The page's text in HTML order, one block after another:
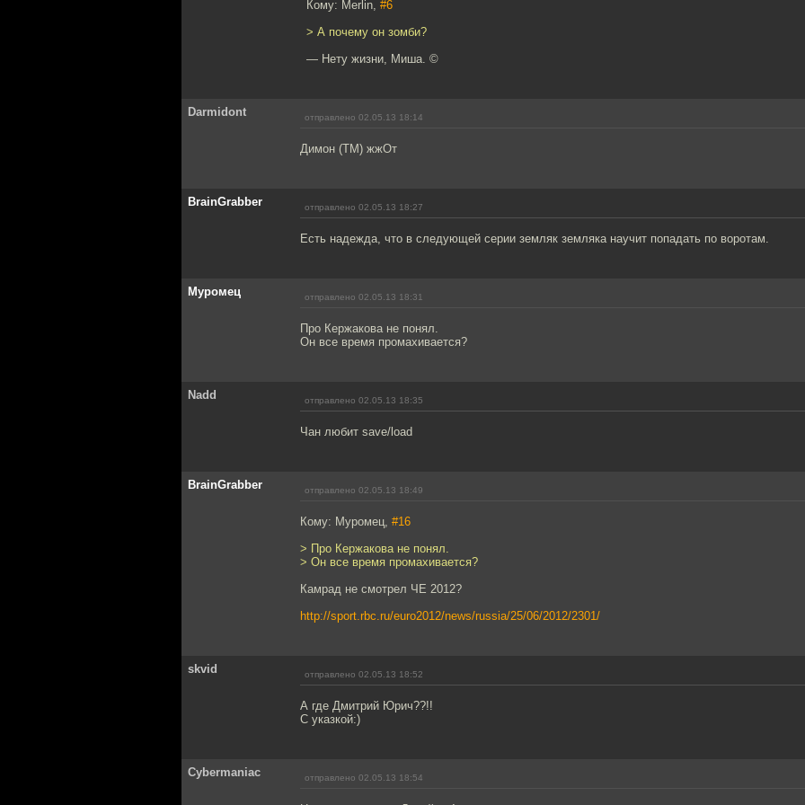
Кому: Merlin, #6
> А почему он зомби?
— Нету жизни, Миша. ©
Darmidont отправлено 02.05.13 18:14
Димон (ТМ) жжОт
BrainGrabber отправлено 02.05.13 18:27
Есть надежда, что в следующей серии земляк земляка научит попадать по воротам.
Муромец отправлено 02.05.13 18:31
Про Кержакова не понял.
Он все время промахивается?
Nadd отправлено 02.05.13 18:35
Чан любит save/load
BrainGrabber отправлено 02.05.13 18:49
Кому: Муромец, #16
> Про Кержакова не понял.
> Он все время промахивается?
Камрад не смотрел ЧЕ 2012?
http://sport.rbc.ru/euro2012/news/russia/25/06/2012/2301/
skvid отправлено 02.05.13 18:52
А где Дмитрий Юрич??!!
С указкой:)
Cybermaniac отправлено 02.05.13 18:54